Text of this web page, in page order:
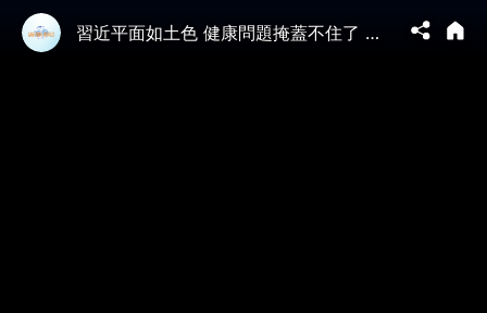
習近平面如土色 健康問題掩蓋不住了 越南電視臺把習近平的真實模樣曝光了 中國内幕